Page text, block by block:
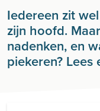
Iedereen zit
zijn hoofd.
nadenken, en
piekeren?